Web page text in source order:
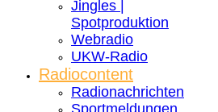
Jingles |
Spotproduktion
Webradio
UKW-Radio
Radiocontent
Radionachrichten